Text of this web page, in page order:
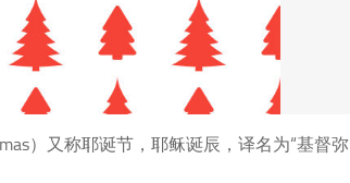
）又称耶诞节，耶稣诞辰，译名为“基督弥